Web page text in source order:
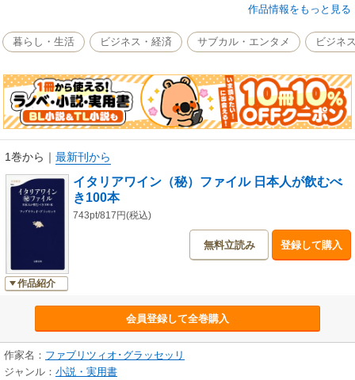
きた、日本人の「間違いだらけのワイン選び」を糺し、イタリア人しか知
付録「お薦めワイン100本リスト」収録。
≪あなたへのアドバイス≫
○ 「パーカーポイント」を信用するな
○ 「料理に合うワイン」でなく「ワインに合う料理」を選べ
○ 「高いワイン」と「美味しいワイン」は違う
○ ショップの店員に聞くべき３つの質問
○ 「コケモモ」や「なめし革」の香りをかぎ分ける意味はない
○ 味音痴のアメリカ人が値段をつり上げている
作品情報をもっと見る
暮らし・生活 ビジネス・経済 サブカル・エンタメ ビジネ
1巻から ｜ 最新刊から
作品紹介
イタリアワイン（秘）ファイル 日本人が飲むべ
き100本
743pt/817円(税込)
無料立読み 登録して購入
会員登録して全巻購入
作家名： ファブリツィオ･グラッセッリ
ジャンル： 小説・実用書